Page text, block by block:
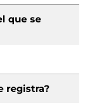
que se
registra?